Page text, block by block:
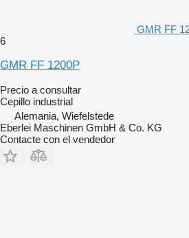
GMR FF
6
GMR FF 1200P
Precio a consultar
Cepillo industrial
Alemania, Wiefelstede
Eberlei Maschinen GmbH & Co. KG
Contacte con el vendedor